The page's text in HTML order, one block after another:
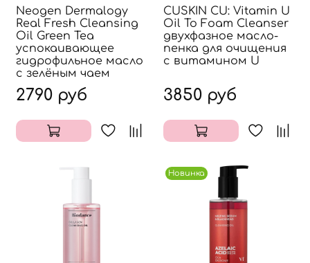
Neogen Dermalogy
Real Fresh Cleansing
Oil Green Tea
успокаивающее
гидрофильное масло
с зелёным чаем
2790 руб
CUSKIN CU: Vitamin U
Oil To Foam Cleanser
двухфазное масло-
пенка для очищения
с витамином U
3850 руб
Новинка